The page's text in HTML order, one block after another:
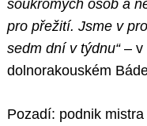
soukromých osob a
pro přežití. Jsme v
sedm dní v týdnu“ – v
dolnorakouském
Pozadí: podnik